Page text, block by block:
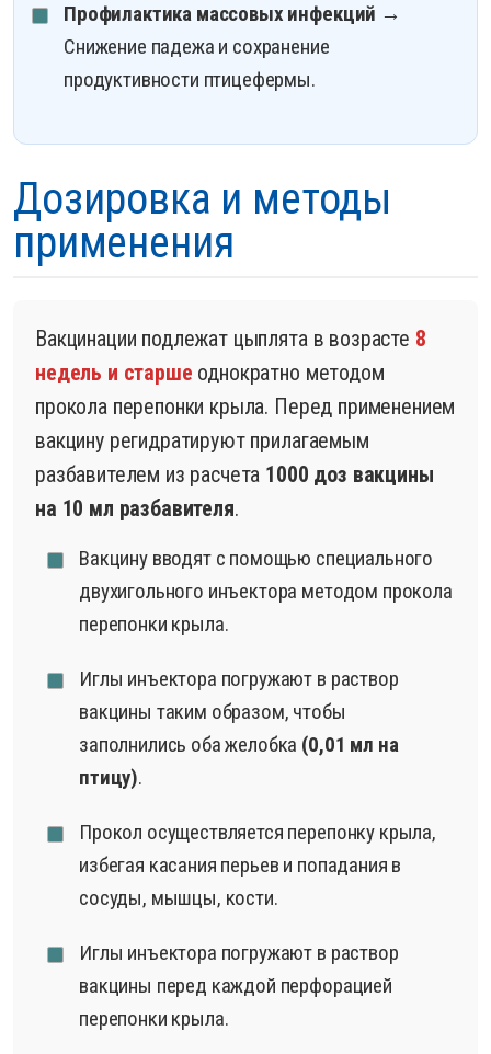
Профилактика массовых инфекций →
Снижение падежа и сохранение
продуктивности птицефермы.
Дозировка и методы
применения
Вакцинации подлежат цыплята в возрасте 8
недель и старше однократно методом
прокола перепонки крыла. Перед применением
вакцину регидратируют прилагаемым
разбавителем из расчета 1000 доз вакцины
на 10 мл разбавителя.
Вакцину вводят с помощью специального
двухигольного инъектора методом прокола
перепонки крыла.
Иглы инъектора погружают в раствор
вакцины таким образом, чтобы
заполнились оба желобка (0,01 мл на
птицу).
Прокол осуществляется перепонку крыла,
избегая касания перьев и попадания в
сосуды, мышцы, кости.
Иглы инъектора погружают в раствор
вакцины перед каждой перфорацией
перепонки крыла.